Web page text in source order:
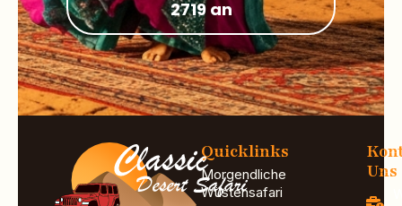
Morgendliche
Wüstensafari
Abendliche Wüstensafari
Uns